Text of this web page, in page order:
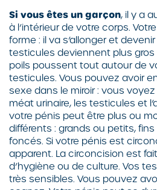
Si vous êtes un garçon, il y a
à l’intérieur de votre corps.
forme : il va s’allonger et
testicules deviennent plus
poils poussent tout autour de
testicules. Vous pouvez avoir
sexe dans le miroir : vous
méat urinaire, les testicules et
votre pénis peut être plus ou
différents : grands ou petits,
foncés. Si votre pénis est
apparent. La circoncision est
d’hygiène ou de culture. Vos
très sensibles. Vous pouvez